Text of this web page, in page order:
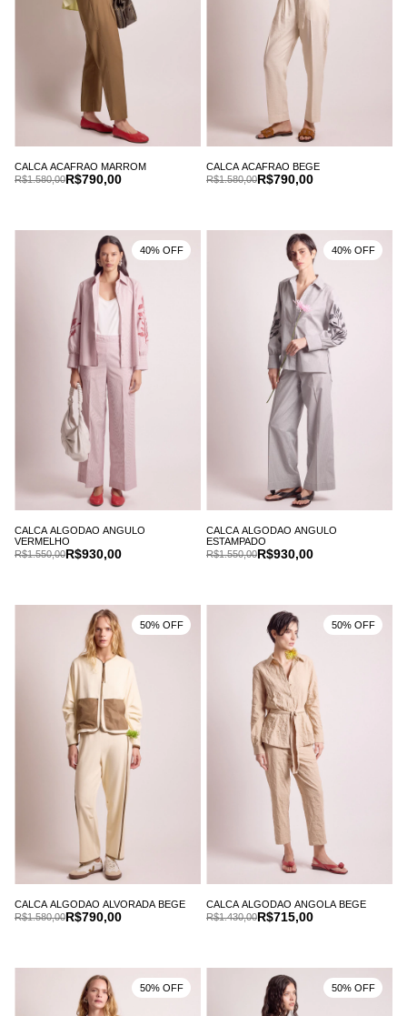
CALCA ACAFRAO MARROM
R$790,00
R$1.580,00
CALCA ACAFRAO BEGE
R$790,00
R$1.580,00
CALCA ALGODAO ANGULO
VERMELHO
R$930,00
R$1.550,00
40% OFF
CALCA ALGODAO ANGULO
ESTAMPADO
R$930,00
R$1.550,00
40% OFF
CALCA ALGODAO ALVORADA BEGE
R$790,00
R$1.580,00
50% OFF
CALCA ALGODAO ANGOLA BEGE
R$715,00
R$1.430,00
50% OFF
50% OFF 50% OFF